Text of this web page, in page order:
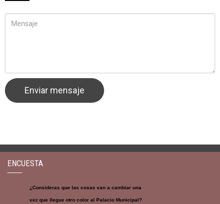
ENCUESTA
¿Consideras que las cosas van a cambiar una
vez que llegue otro color al Palacio Municipal?